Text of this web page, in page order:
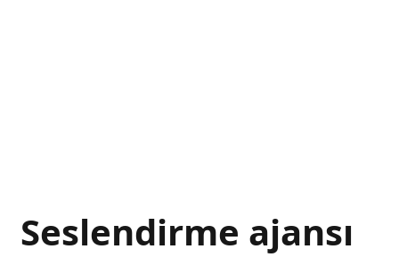
Seslendirme ajansı